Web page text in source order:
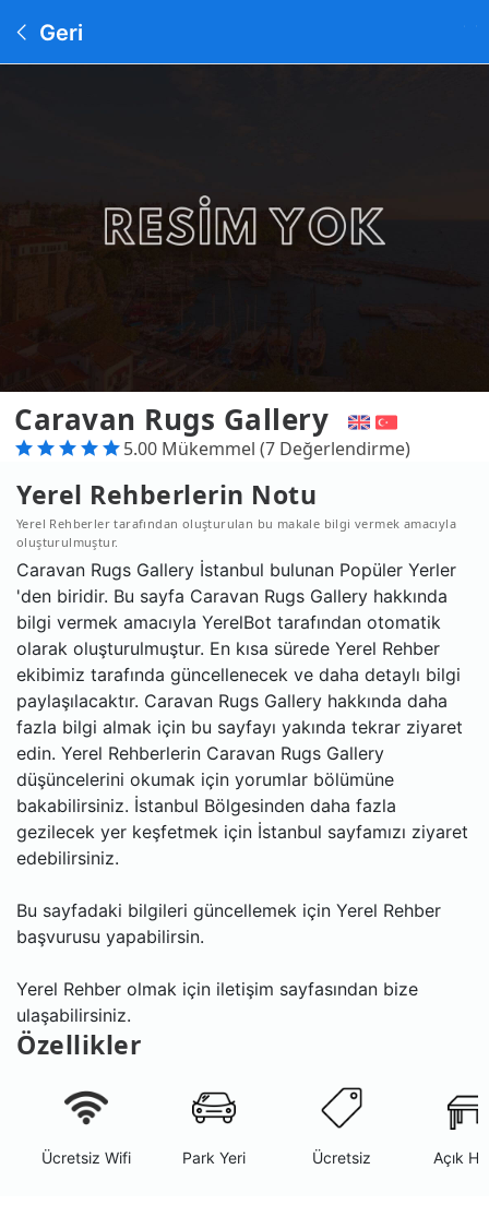
Geri
Caravan Rugs Gallery
5.00 Mükemmel (7 Değerlendirme)
Yerel Rehberlerin Notu
Yerel Rehberler tarafından oluşturulan bu makale bilgi vermek amacıyla
oluşturulmuştur.
Caravan Rugs Gallery İstanbul bulunan Popüler Yerler
'den biridir. Bu sayfa Caravan Rugs Gallery hakkında
bilgi vermek amacıyla YerelBot tarafından otomatik
olarak oluşturulmuştur. En kısa sürede Yerel Rehber
ekibimiz tarafında güncellenecek ve daha detaylı bilgi
paylaşılacaktır. Caravan Rugs Gallery hakkında daha
fazla bilgi almak için bu sayfayı yakında tekrar ziyaret
edin. Yerel Rehberlerin Caravan Rugs Gallery
düşüncelerini okumak için yorumlar bölümüne
bakabilirsiniz. İstanbul Bölgesinden daha fazla
gezilecek yer keşfetmek için İstanbul sayfamızı ziyaret
edebilirsiniz.
Bu sayfadaki bilgileri güncellemek için Yerel Rehber
başvurusu yapabilirsin.
Yerel Rehber olmak için iletişim sayfasından bize
ulaşabilirsiniz.
Özellikler
Ücretsiz Wifi Park Yeri Ücretsiz Açık